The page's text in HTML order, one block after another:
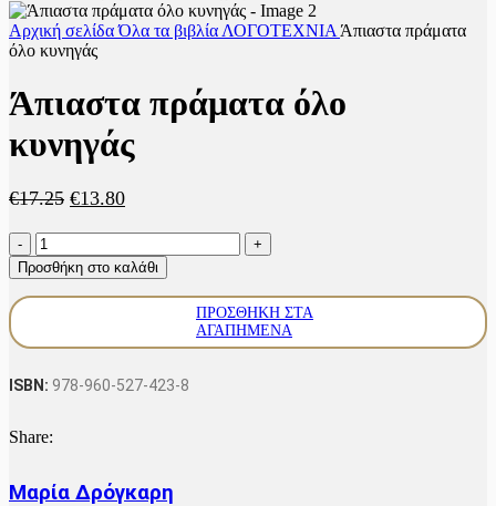
Αρχική σελίδαΌλα τα βιβλία ΛΟΓΟΤΕΧΝΙΑ Άπιαστα πράματα
όλο κυνηγάς
Άπιαστα πράματα όλο
κυνηγάς
€17.25 Original
€17.25.
€13.80Η
είναι:
€13.80.
Άπιαστα
πράματα
όλο
κυνηγάς
Προσθήκη στο καλάθι
ΠΡΟΣΘΗΚΗ ΣΤΑ
ΑΓΑΠΗΜΕΝΑ
ISBN: 978-960-527-423-8
Share:
Μαρία Δρόγκαρη